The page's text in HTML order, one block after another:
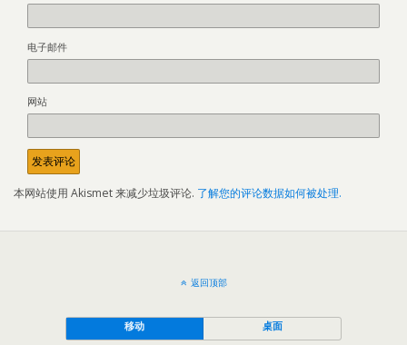
电子邮件
网站
本网站使用 Akismet 来减少垃圾评论. 了解您的评论数据如何被处理.
返回顶部
移动 桌面